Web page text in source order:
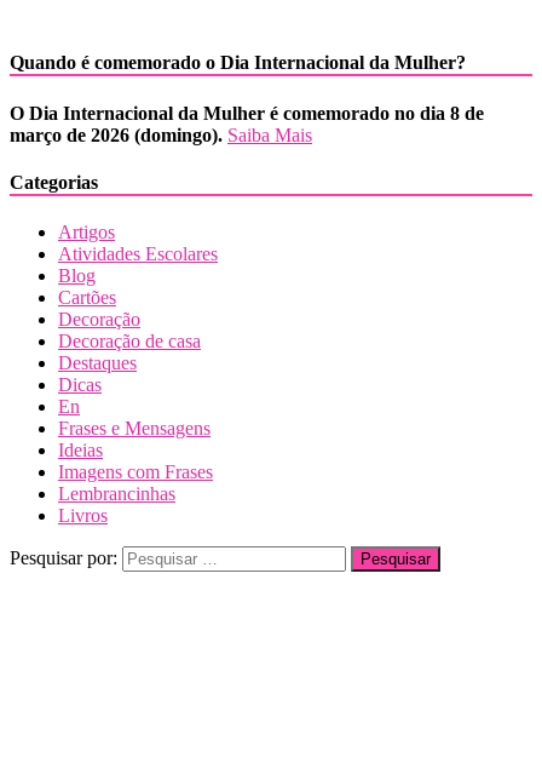
Quando é comemorado o Dia Internacional da Mulher?
O Dia Internacional da Mulher é comemorado no dia 8 de
março de 2026 (domingo). Saiba Mais
Categorias
Artigos
Atividades Escolares
Blog
Cartões
Decoração
Decoração de casa
Destaques
Dicas
En
Frases e Mensagens
Ideias
Imagens com Frases
Lembrancinhas
Livros
Pesquisar por: